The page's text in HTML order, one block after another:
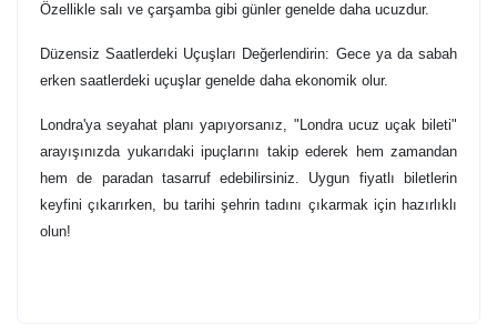
Özellikle salı ve çarşamba gibi günler genelde daha ucuzdur.
Düzensiz Saatlerdeki Uçuşları Değerlendirin: Gece ya da sabah
erken saatlerdeki uçuşlar genelde daha ekonomik olur.
Londra'ya seyahat planı yapıyorsanız, "Londra ucuz uçak bileti"
arayışınızda yukarıdaki ipuçlarını takip ederek hem zamandan
hem de paradan tasarruf edebilirsiniz. Uygun fiyatlı biletlerin
keyfini çıkarırken, bu tarihi şehrin tadını çıkarmak için hazırlıklı
olun!